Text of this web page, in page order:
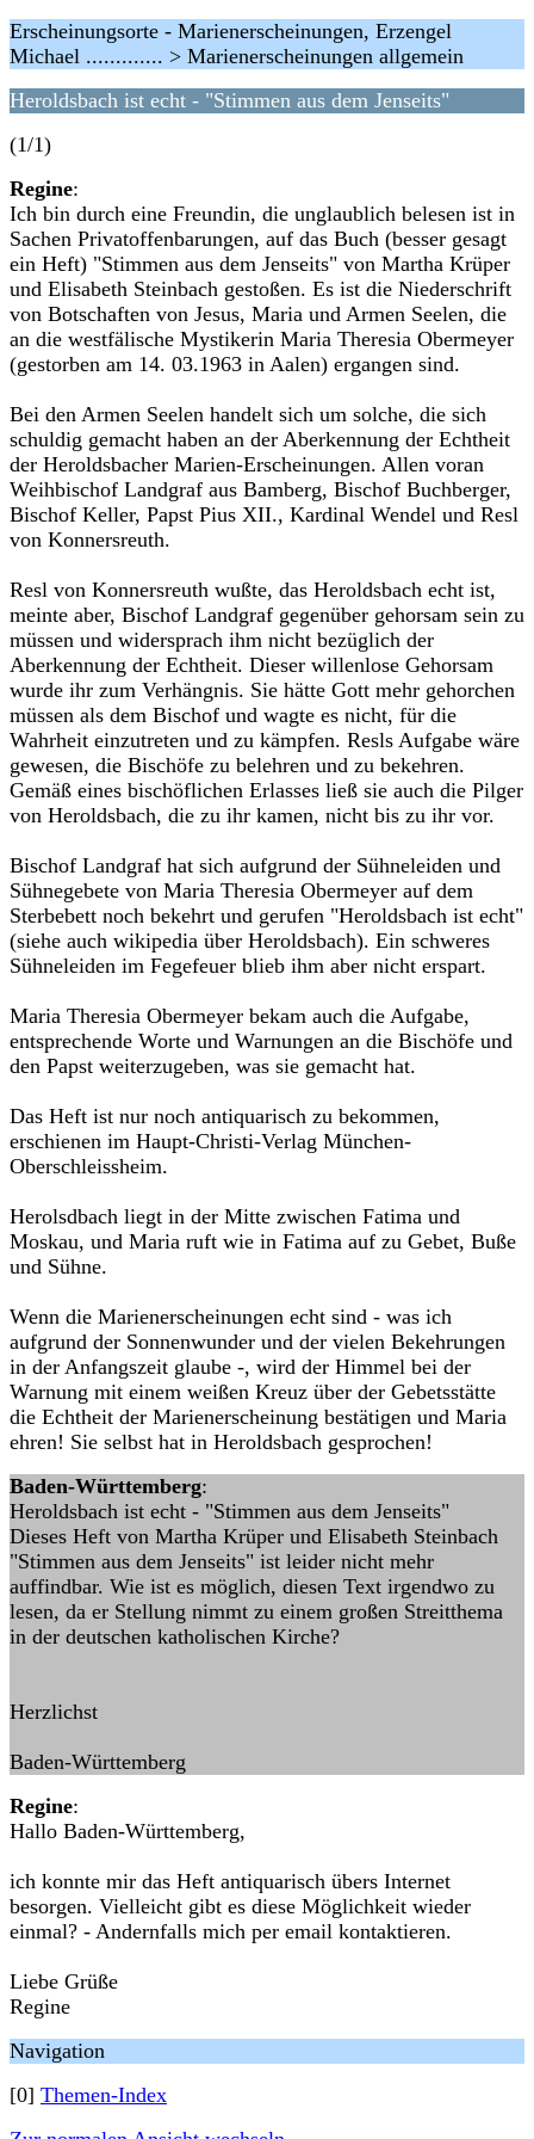
Erscheinungsorte - Marienerscheinungen, Erzengel
Michael ............. > Marienerscheinungen allgemein
Heroldsbach ist echt - "Stimmen aus dem Jenseits"
(1/1)
Regine:
Ich bin durch eine Freundin, die unglaublich belesen ist in
Sachen Privatoffenbarungen, auf das Buch (besser gesagt
ein Heft) "Stimmen aus dem Jenseits" von Martha Krüper
und Elisabeth Steinbach gestoßen. Es ist die Niederschrift
von Botschaften von Jesus, Maria und Armen Seelen, die
an die westfälische Mystikerin Maria Theresia Obermeyer
(gestorben am 14. 03.1963 in Aalen) ergangen sind.
Bei den Armen Seelen handelt sich um solche, die sich
schuldig gemacht haben an der Aberkennung der Echtheit
der Heroldsbacher Marien-Erscheinungen. Allen voran
Weihbischof Landgraf aus Bamberg, Bischof Buchberger,
Bischof Keller, Papst Pius XII., Kardinal Wendel und Resl
von Konnersreuth.
Resl von Konnersreuth wußte, das Heroldsbach echt ist,
meinte aber, Bischof Landgraf gegenüber gehorsam sein zu
müssen und widersprach ihm nicht bezüglich der
Aberkennung der Echtheit. Dieser willenlose Gehorsam
wurde ihr zum Verhängnis. Sie hätte Gott mehr gehorchen
müssen als dem Bischof und wagte es nicht, für die
Wahrheit einzutreten und zu kämpfen. Resls Aufgabe wäre
gewesen, die Bischöfe zu belehren und zu bekehren.
Gemäß eines bischöflichen Erlasses ließ sie auch die Pilger
von Heroldsbach, die zu ihr kamen, nicht bis zu ihr vor.
Bischof Landgraf hat sich aufgrund der Sühneleiden und
Sühnegebete von Maria Theresia Obermeyer auf dem
Sterbebett noch bekehrt und gerufen "Heroldsbach ist echt"
(siehe auch wikipedia über Heroldsbach). Ein schweres
Sühneleiden im Fegefeuer blieb ihm aber nicht erspart.
Maria Theresia Obermeyer bekam auch die Aufgabe,
entsprechende Worte und Warnungen an die Bischöfe und
den Papst weiterzugeben, was sie gemacht hat.
Das Heft ist nur noch antiquarisch zu bekommen,
erschienen im Haupt-Christi-Verlag München-
Oberschleissheim.
Herolsdbach liegt in der Mitte zwischen Fatima und
Moskau, und Maria ruft wie in Fatima auf zu Gebet, Buße
und Sühne.
Wenn die Marienerscheinungen echt sind - was ich
aufgrund der Sonnenwunder und der vielen Bekehrungen
in der Anfangszeit glaube -, wird der Himmel bei der
Warnung mit einem weißen Kreuz über der Gebetsstätte
die Echtheit der Marienerscheinung bestätigen und Maria
ehren! Sie selbst hat in Heroldsbach gesprochen!
Baden-Württemberg:
Heroldsbach ist echt - "Stimmen aus dem Jenseits"
Dieses Heft von Martha Krüper und Elisabeth Steinbach
"Stimmen aus dem Jenseits" ist leider nicht mehr
auffindbar. Wie ist es möglich, diesen Text irgendwo zu
lesen, da er Stellung nimmt zu einem großen Streitthema
in der deutschen katholischen Kirche?
Herzlichst
Baden-Württemberg
Regine:
Hallo Baden-Württemberg,
ich konnte mir das Heft antiquarisch übers Internet
besorgen. Vielleicht gibt es diese Möglichkeit wieder
einmal? - Andernfalls mich per email kontaktieren.
Liebe Grüße
Regine
Navigation
[0] Themen-Index